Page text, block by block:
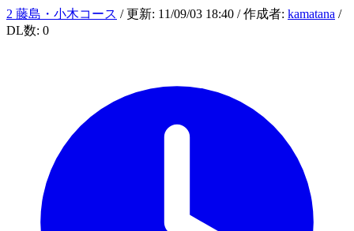
2 藤島・小木コース / 更新: 11/09/03 18:40 / 作成者: kamatana /
DL数: 0